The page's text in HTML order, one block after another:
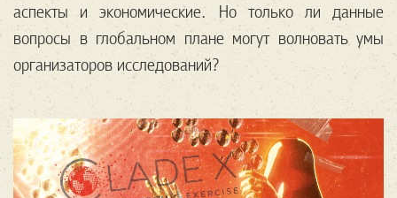
аспекты и экономические. Но только ли данные
вопросы в глобальном плане могут волновать умы
организаторов исследований?